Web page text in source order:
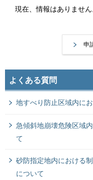
現在、情報はありません
申
よくある質問
地すべり防止区域内に
急傾斜地崩壊危険区域
て
砂防指定地内における
について